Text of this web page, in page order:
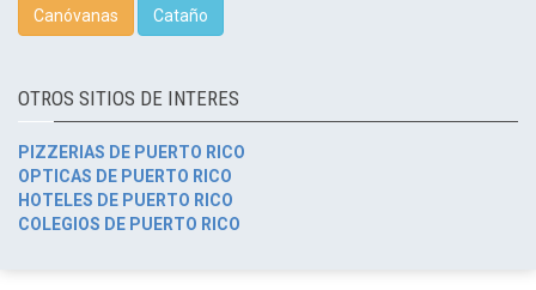
Canóvanas Cataño
OTROS SITIOS DE INTERES
PIZZERIAS DE PUERTO RICO
OPTICAS DE PUERTO RICO
HOTELES DE PUERTO RICO
COLEGIOS DE PUERTO RICO